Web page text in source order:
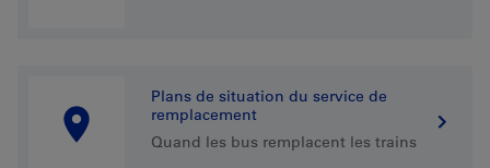
Plans de situation du service de
remplacement
Quand les bus remplacent les trains